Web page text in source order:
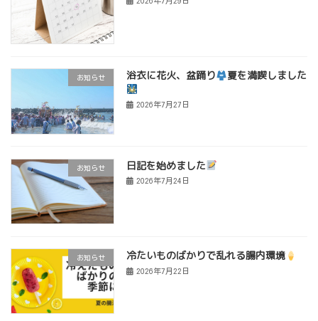
お知らせ 浴衣に花火、盆踊り 夏を満喫しました
2026年7月27日
お知らせ 日記を始めました
2026年7月24日
お知らせ 冷たいものばかりで乱れる腸内環境
2026年7月22日